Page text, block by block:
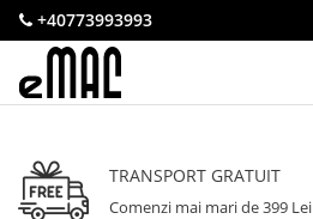
+40773993993
TRANSPORT GRATUIT
Comenzi mai mari de 399 Lei